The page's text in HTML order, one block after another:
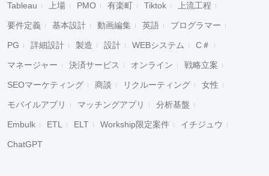
Tableau 上場 PMO 有楽町 Tiktok 上流工程
要件定義 基本設計 動画編集 英語 プログラマー
PG 詳細設計 製造 設計 WEBシステム C＃
マネージャー 決済サービス オンライン 戦略立案
SEOマーケティング 商談 リクルーティング 女性
モバイルアプリ マッチングアプリ 分析基盤
Embulk ETL ELT Workship限定案件 イチジュウ
ChatGPT